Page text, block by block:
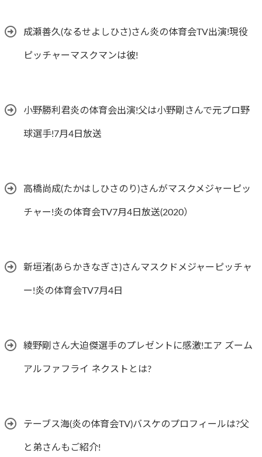
成瀬善久(なるせよしひさ)さん炎の体育会TV出演!現役
ピッチャーマスクマンは彼!
小野勝利君炎の体育会出演!父は小野剛さんで元プロ野
球選手!7月4日放送
高橋尚成(たかはしひさのり)さんがマスクメジャーピッ
チャー!炎の体育会TV7月4日放送(2020）
新垣渚(あらかきなぎさ)さんマスクドメジャーピッチャ
ー!炎の体育会TV7月4日
綾野剛さん大迫傑選手のプレゼントに感激!エア ズーム
アルファフライ ネクストとは?
テーブス海(炎の体育会TV)バスケのプロフィールは?父
と弟さんもご紹介!